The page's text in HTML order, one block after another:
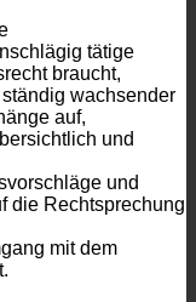
tätige
braucht,
wachsender
auf,
und
und
die Rechtsprechung
mit dem